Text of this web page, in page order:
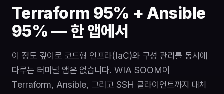
Terraform 95% + Ansible
95% — 한 앱에서
이 정도 깊이로 코드형 인프라(IaC)와 구성 관리를 동시에
다루는 터미널 앱은 없습니다. WIA SOOM이
Terraform, Ansible, 그리고 SSH 클라이언트까지 대체